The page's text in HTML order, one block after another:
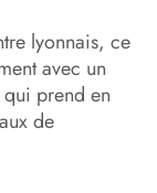
lyonnais, ce
avec un
prend en
de